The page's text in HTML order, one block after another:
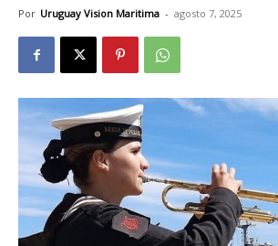
Por Uruguay Vision Maritima - agosto 7, 2025